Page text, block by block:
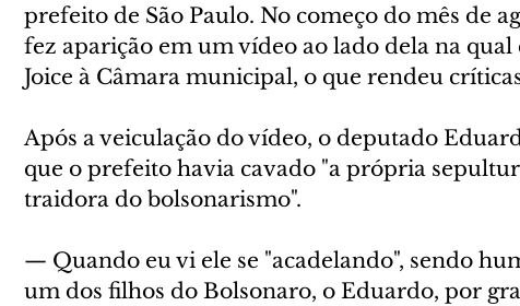
prefeito de São Paulo. No começo do mês de
fez aparição em um vídeo ao lado dela na
Joice à Câmara municipal, o que rendeu
Após a veiculação do vídeo, o deputado
que o prefeito havia cavado "a própria
traidora do bolsonarismo".
— Quando eu vi ele se "acadelando", sendo
um dos filhos do Bolsonaro, o Eduardo, por